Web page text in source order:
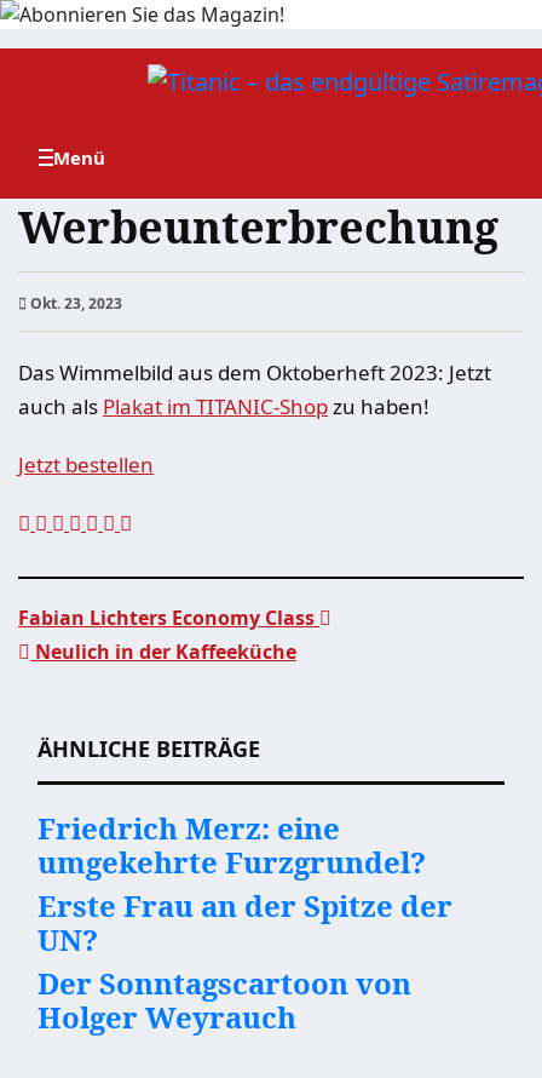
Zum
Werbeunterbrechung
Okt. 23, 2023
Das Wimmelbild aus dem Oktoberheft 2023: Jetzt
auch als Plakat im TITANIC-Shopzu haben!
Jetzt bestellen
Fabian Lichters Economy Class
Neulich in der Kaffeeküche
ÄHNLICHE BEITRÄGE
Friedrich Merz: eine
umgekehrte Furzgrundel?
Erste Frau an der Spitze der
UN?
Der Sonntagscartoon von
Holger Weyrauch